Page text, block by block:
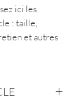
ici les
: taille,
et autres